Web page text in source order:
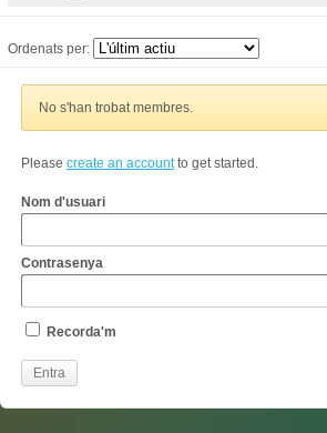
Ordenats per:
No s'han trobat membres.
Please create an accountto get started.
Nom d'usuari
Contrasenya
Recorda'm